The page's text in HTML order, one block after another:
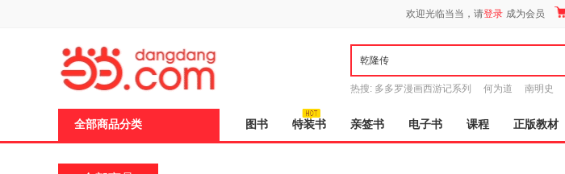
欢迎光临当当，请登录 成为会员
热搜: 多多罗漫画西游记系列 何为道 南明史
全部商品分类 图书 特装书 亲签书 电子书 课程 正版教材
页